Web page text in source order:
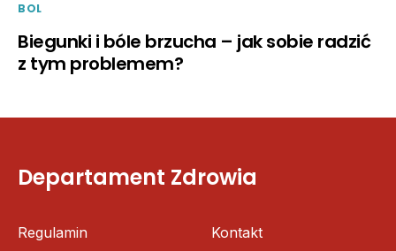
BOL
Biegunki i bóle brzucha – jak sobie radzić
z tym problemem?
Departament Zdrowia
Regulamin Kontakt